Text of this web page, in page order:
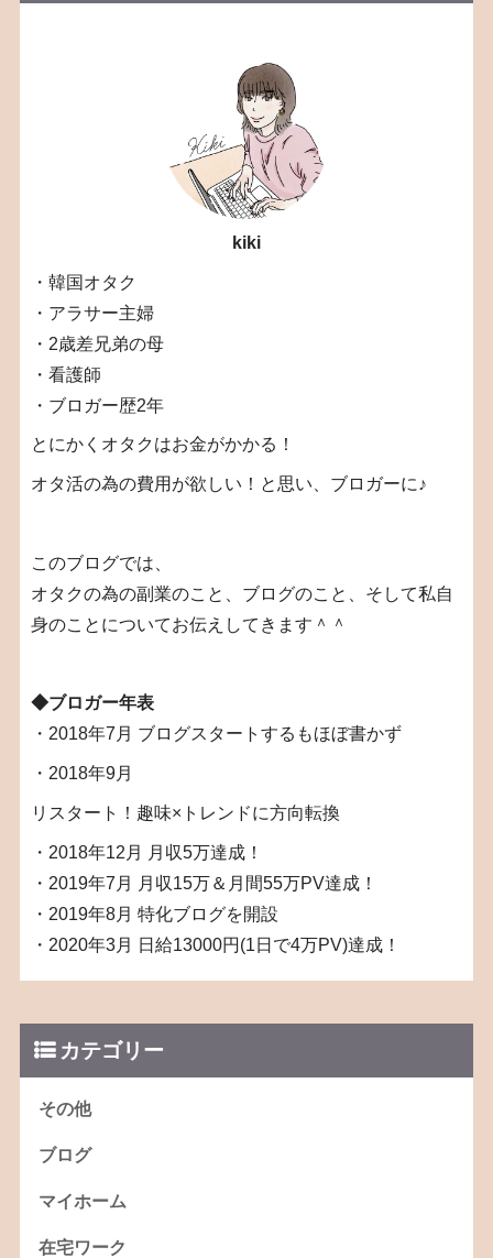
kiki
・韓国オタク
・アラサー主婦
・2歳差兄弟の母
・看護師
・ブロガー歴2年
とにかくオタクはお金がかかる！
オタ活の為の費用が欲しい！と思い、ブロガーに♪
このブログでは、
オタクの為の副業のこと、ブログのこと、そして私自
身のことについてお伝えしてきます＾＾
◆ブロガー年表
・2018年7月 ブログスタートするもほぼ書かず
・2018年9月
リスタート！趣味×トレンドに方向転換
・2018年12月 月収5万達成！
・2019年7月 月収15万＆月間55万PV達成！
・2019年8月 特化ブログを開設
・2020年3月 日給13000円(1日で4万PV)達成！
カテゴリー
その他
ブログ
マイホーム
在宅ワーク